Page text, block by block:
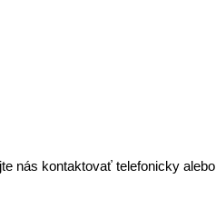
nás kontaktovať telefonicky